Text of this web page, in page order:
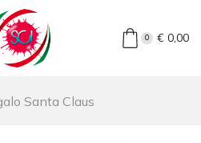
0 €0,00
Santa Claus